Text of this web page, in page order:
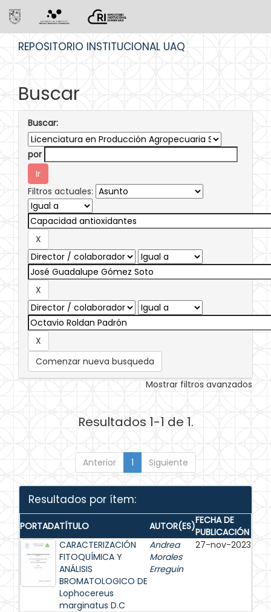
REPOSITORIO INSTITUCIONAL UAQ
Buscar
Buscar:
por
Filtros actuales:
Comenzar nueva busqueda
Mostrar filtros avanzados
Resultados 1-1 de 1.
Anterior 1 Siguiente
Resultados por ítem:
PORTADATÍTULO AUTOR(ES)FECHA DE
PUBLICACIÓN
CARACTERIZACIÓN
FITOQUÍMICA Y
ANÁLISIS
BROMATOLOGICO DE
Lophocereus
marginatus D.C
Andrea
Morales
Erreguin
27-nov-2023